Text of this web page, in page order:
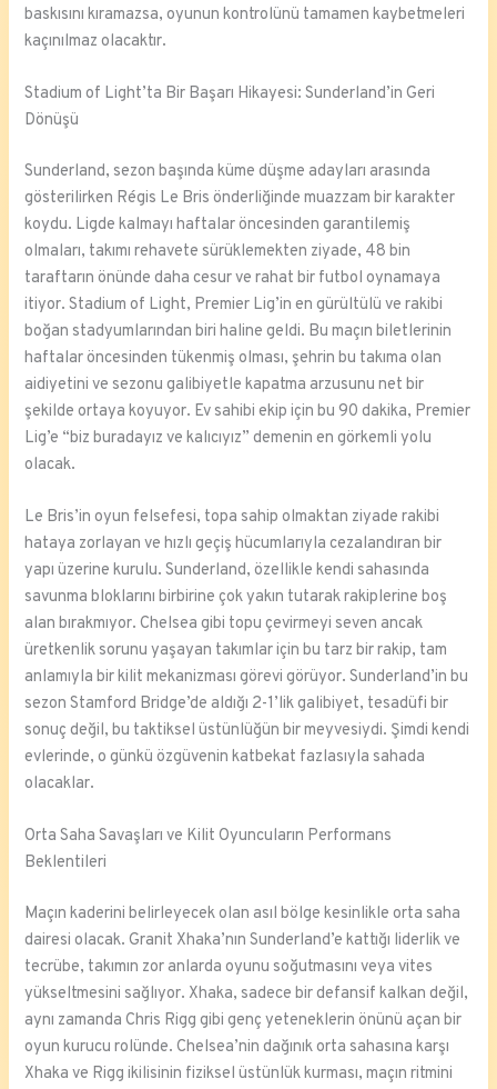
baskısını kıramazsa, oyunun kontrolünü tamamen kaybetmeleri
kaçınılmaz olacaktır.
Stadium of Light’ta Bir Başarı Hikayesi: Sunderland’in Geri
Dönüşü
Sunderland, sezon başında küme düşme adayları arasında
gösterilirken Régis Le Bris önderliğinde muazzam bir karakter
koydu. Ligde kalmayı haftalar öncesinden garantilemiş
olmaları, takımı rehavete sürüklemekten ziyade, 48 bin
taraftarın önünde daha cesur ve rahat bir futbol oynamaya
itiyor. Stadium of Light, Premier Lig’in en gürültülü ve rakibi
boğan stadyumlarından biri haline geldi. Bu maçın biletlerinin
haftalar öncesinden tükenmiş olması, şehrin bu takıma olan
aidiyetini ve sezonu galibiyetle kapatma arzusunu net bir
şekilde ortaya koyuyor. Ev sahibi ekip için bu 90 dakika, Premier
Lig’e “biz buradayız ve kalıcıyız” demenin en görkemli yolu
olacak.
Le Bris’in oyun felsefesi, topa sahip olmaktan ziyade rakibi
hataya zorlayan ve hızlı geçiş hücumlarıyla cezalandıran bir
yapı üzerine kurulu. Sunderland, özellikle kendi sahasında
savunma bloklarını birbirine çok yakın tutarak rakiplerine boş
alan bırakmıyor. Chelsea gibi topu çevirmeyi seven ancak
üretkenlik sorunu yaşayan takımlar için bu tarz bir rakip, tam
anlamıyla bir kilit mekanizması görevi görüyor. Sunderland’in bu
sezon Stamford Bridge’de aldığı 2-1’lik galibiyet, tesadüfi bir
sonuç değil, bu taktiksel üstünlüğün bir meyvesiydi. Şimdi kendi
evlerinde, o günkü özgüvenin katbekat fazlasıyla sahada
olacaklar.
Orta Saha Savaşları ve Kilit Oyuncuların Performans
Beklentileri
Maçın kaderini belirleyecek olan asıl bölge kesinlikle orta saha
dairesi olacak. Granit Xhaka’nın Sunderland’e kattığı liderlik ve
tecrübe, takımın zor anlarda oyunu soğutmasını veya vites
yükseltmesini sağlıyor. Xhaka, sadece bir defansif kalkan değil,
aynı zamanda Chris Rigg gibi genç yeteneklerin önünü açan bir
oyun kurucu rolünde. Chelsea’nin dağınık orta sahasına karşı
Xhaka ve Rigg ikilisinin fiziksel üstünlük kurması, maçın ritmini